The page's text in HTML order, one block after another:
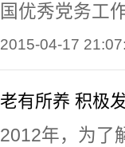
国优秀党务工
2015-04-17
老有所养 积极
2012年，为了